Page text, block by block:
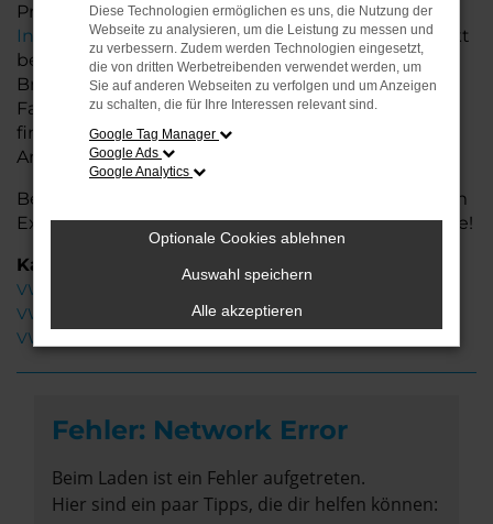
Profitieren Sie von zusätzlichen Services wie
Inzahlungnahme,Wartung und Reparaturendirekt
bei Ihrem VW Autohaus in der Nähe von
Bremervörde. Mit unserer großen Auswahl an
Fahrzeugen und der professionellen Beratung
finden Sie bei uns das Fahrzeug, das Ihre
Ansprüche erfüllt.
Besuchen Sie uns und lassen Sie sich von unserem
Expertenteam beraten – der VW ID.4 wartet auf Sie!
Kategorie
VW ID.4 Gebrauchtwagen Bremervörde
VW ID.4 Bremervörde
VW ID.4 Neuwagen Bremervörde
Fehler: Network Error
Beim Laden ist ein Fehler aufgetreten.
Hier sind ein paar Tipps, die dir helfen können:
Diese Technologien ermöglichen es uns, die Nutzung der
Webseite zu analysieren, um die Leistung zu messen und
zu verbessern. Zudem werden Technologien eingesetzt,
die von dritten Werbetreibenden verwendet werden, um
Sie auf anderen Webseiten zu verfolgen und um Anzeigen
zu schalten, die für Ihre Interessen relevant sind.
Google Tag Manager
Google Ads
Google Analytics
Optionale Cookies ablehnen
Auswahl speichern
Alle akzeptieren